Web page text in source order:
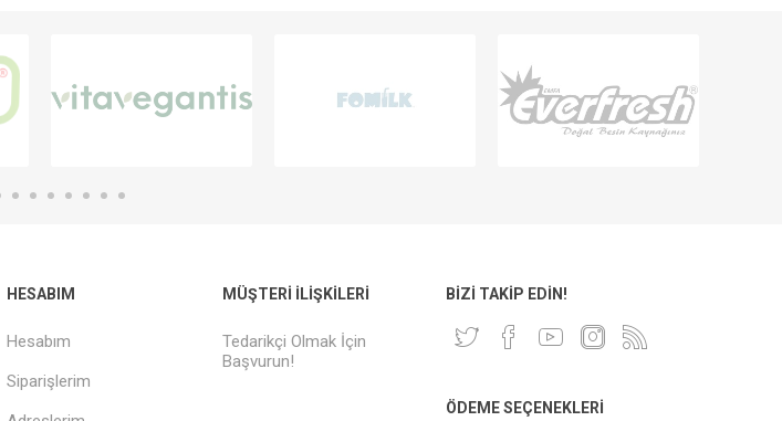
HESABIM
Hesabım
Siparişlerim
MÜŞTERI İLIŞKILERI
Tedarikçi Olmak İçin
Başvurun!
BIZI TAKIP EDIN!
ÖDEME SEÇENEKLERI